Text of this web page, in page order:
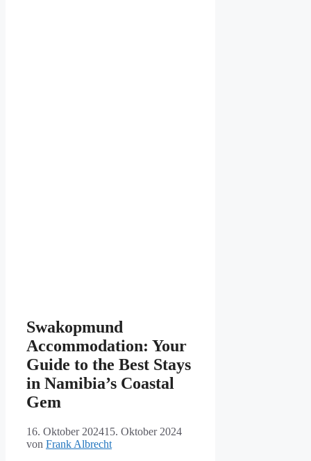
Swakopmund
Accommodation: Your
Guide to the Best Stays
in Namibia’s Coastal
Gem
16. Oktober 202415. Oktober 2024
von Frank Albrecht